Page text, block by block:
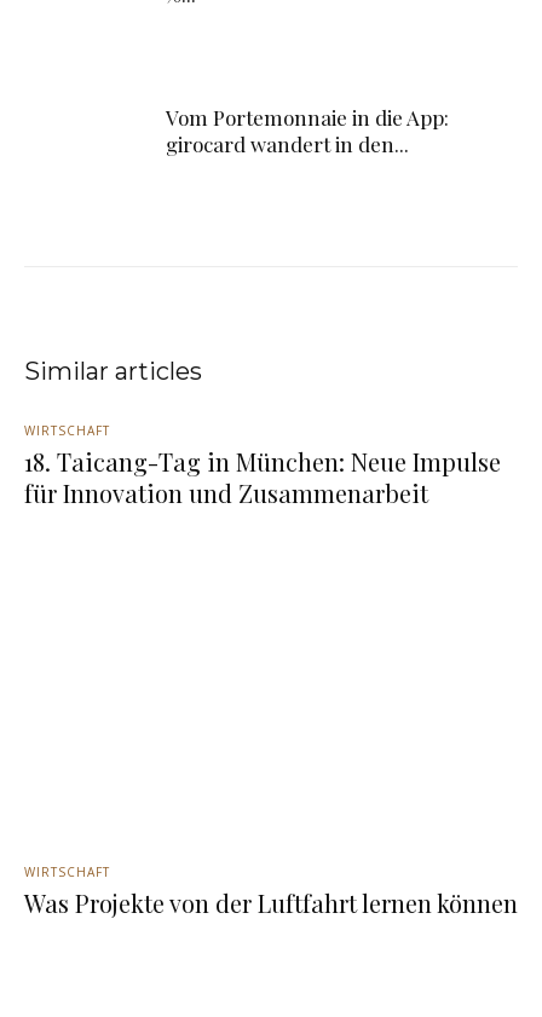
Vom Portemonnaie in die App:
girocard wandert in den...
Similar articles
WIRTSCHAFT
18. Taicang-Tag in München: Neue Impulse
für Innovation und Zusammenarbeit
WIRTSCHAFT
Was Projekte von der Luftfahrt lernen können